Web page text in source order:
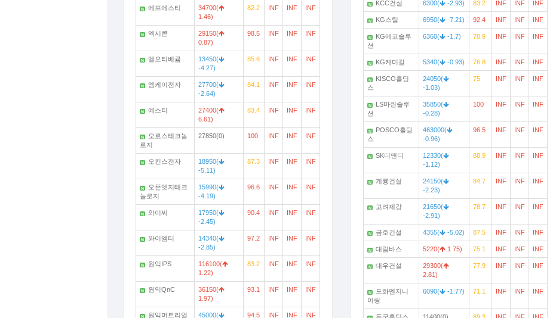
N 에프에스티
34700(
1.46)
82.2 INF INF INF
N 엑시콘
29150(
0.87)
98.5 INF INF INF
N 엘오티베큠
13450(
-4.27)
85.6 INF INF INF
N 엠케이전자
27700(
-2.64)
84.1 INF INF INF
N 예스티
27400(
6.61)
83.4 INF INF INF
N
오로스테크놀
로지
27850(0) 100 INF INF INF
N 오킨스전자
18950(
-5.11)
87.3 INF INF INF
N
오픈엣지테크
놀로지
15990(
-4.19)
96.6 INF INF INF
N 와이씨
17950(
-2.45)
90.4 INF INF INF
N 와이엠티
14340(
-2.85)
97.2 INF INF INF
N 원익IPS
116100(
1.22)
83.2 INF INF INF
N 원익QnC
36150(
1.97)
93.1 INF INF INF
N 원익머트리얼 45000( 94.5 INF INF INF
N KCC건설 6300( -2.93) 83.2 INF INF INF
N KG스틸 6950( -7.21) 92.4 INF INF INF
N
KG에코솔루
션
6360( -1.7) 78.9 INF INF INF
N KG케미칼 5340( -0.93) 76.8 INF INF INF
N
KISCO홀딩
스
24050(
-1.03)
75 INF INF INF
N
LS마린솔루
션
35850(
-0.28)
100 INF INF INF
N
POSCO홀딩
스
463000(
-0.96)
96.5 INF INF INF
N SK디앤디
12330(
-1.12)
88.9 INF INF INF
N 계룡건설
24150(
-2.23)
84.7 INF INF INF
N 고려제강
21650(
-2.91)
78.7 INF INF INF
N 금호건설 4355( -5.02) 87.5 INF INF INF
N 대림바스 5220( 1.75) 75.1 INF INF INF
N 대우건설
29300(
2.81)
77.9 INF INF INF
N
도화엔지니
어링
6090( -1.77) 71.1 INF INF INF